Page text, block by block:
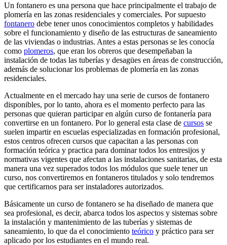
Un fontanero es una persona que hace principalmente el trabajo de
plomería en las zonas residenciales y comerciales. Por supuesto
fontanero debe tener unos conocimientos completos y habilidades
sobre el funcionamiento y diseño de las estructuras de saneamiento
de las viviendas o industrias. Antes a estas personas se les conocía
como plomeros, que eran los obreros que desempeñaban la
instalación de todas las tuberías y desagües en áreas de construcción,
además de solucionar los problemas de plomería en las zonas
residenciales.
Actualmente en el mercado hay una serie de cursos de fontanero
disponibles, por lo tanto, ahora es el momento perfecto para las
personas que quieran participar en algún curso de fontanería para
convertirse en un fontanero. Por lo general esta clase de cursos se
suelen impartir en escuelas especializadas en formación profesional,
estos centros ofrecen cursos que capacitan a las personas con
formación teórica y practica para dominar todos los entresijos y
normativas vigentes que afectan a las instalaciones sanitarias, de esta
manera una vez superados todos los módulos que suele tener un
curso, nos convertiremos en fontaneros titulados y solo tendremos
que certificarnos para ser instaladores autorizados.
Básicamente un curso de fontanero se ha diseñado de manera que
sea profesional, es decir, abarca todos los aspectos y sistemas sobre
la instalación y mantenimiento de las tuberías y sistemas de
saneamiento, lo que da el conocimiento teórico y práctico para ser
aplicado por los estudiantes en el mundo real.